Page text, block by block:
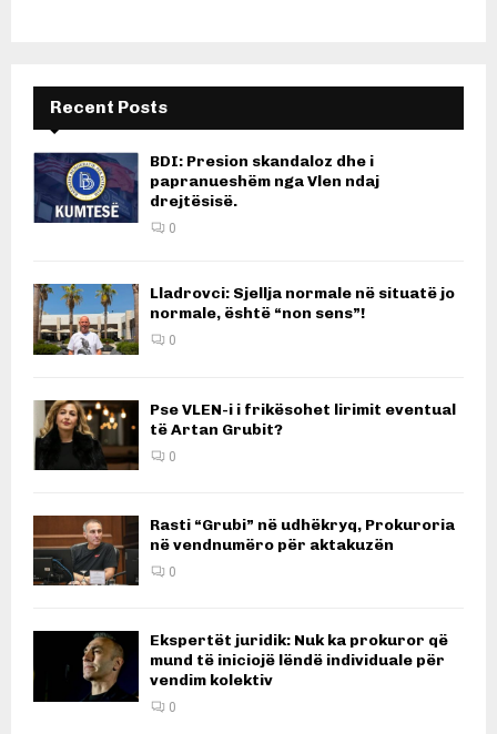
Recent Posts
BDI: Presion skandaloz dhe i
papranueshëm nga Vlen ndaj
drejtësisë.
0
Lladrovci: Sjellja normale në situatë jo
normale, është “non sens”!
0
Pse VLEN-i i frikësohet lirimit eventual
të Artan Grubit?
0
Rasti “Grubi” në udhëkryq, Prokuroria
në vendnumëro për aktakuzën
0
Ekspertët juridik: Nuk ka prokuror që
mund të iniciojë lëndë individuale për
vendim kolektiv
0